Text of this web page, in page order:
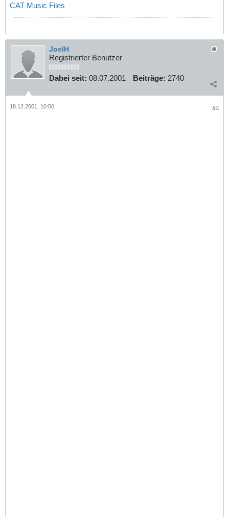
CAT Music Files
JoelH
Registrierter Benutzer
Dabei seit: 08.07.2001 Beiträge: 2740
#4
18.12.2001, 10:50